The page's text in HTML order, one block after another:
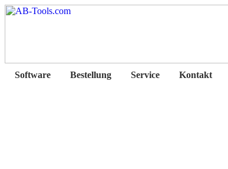
Software Bestellung Service Kontakt